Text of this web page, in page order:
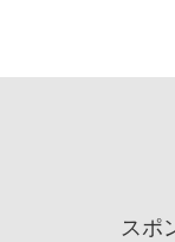
スポ